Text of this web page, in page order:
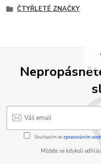
ČTYŘLETÉ ZNAČKY
Souhlasím se zpracováním
Můžete se kdykoli